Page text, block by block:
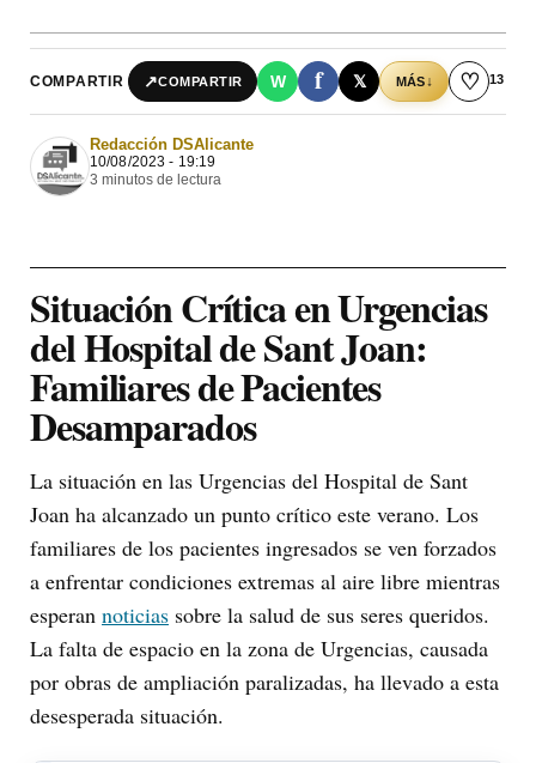
COMPARTIR ↗COMPARTIR W f 𝕏 MÁS↓ ♡ 13
Redacción DSAlicante
10/08/2023 - 19:19
3 minutos de lectura
Situación Crítica en Urgencias
del Hospital de Sant Joan:
Familiares de Pacientes
Desamparados
La situación en las Urgencias del Hospital de Sant
Joan ha alcanzado un punto crítico este verano. Los
familiares de los pacientes ingresados se ven forzados
a enfrentar condiciones extremas al aire libre mientras
esperan noticias sobre la salud de sus seres queridos.
La falta de espacio en la zona de Urgencias, causada
por obras de ampliación paralizadas, ha llevado a esta
desesperada situación.